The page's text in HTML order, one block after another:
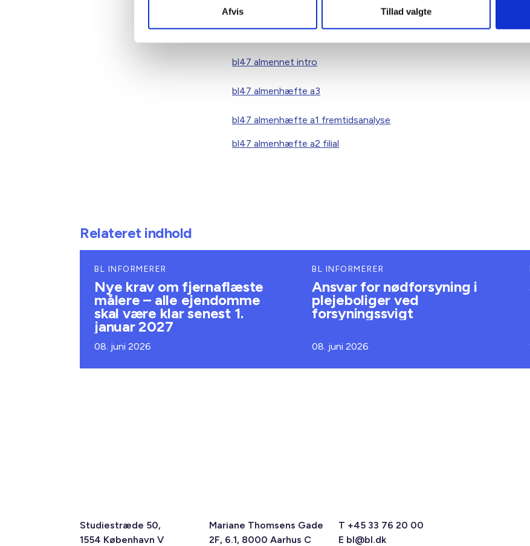
Afvis Tillad valgte
Gert Nielsen / Bjarne Zetterstrøm
bl47 almennet intro
bl47 almenhæfte a3
bl47 almenhæfte a1 fremtidsanalyse
bl47 almenhæfte a2 filial
Relateret indhold
BL INFORMERER
Nye krav om fjernaflæste
målere – alle ejendomme
skal være klar senest 1.
januar 2027
08. juni 2026
BL INFORMERER
Ansvar for nødforsyning i
plejeboliger ved
forsyningssvigt
08. juni 2026
Studiestræde 50,
1554 København V
Mariane Thomsens Gade
2F, 6.1, 8000 Aarhus C
T +45 33 76 20 00
E bl@bl.dk